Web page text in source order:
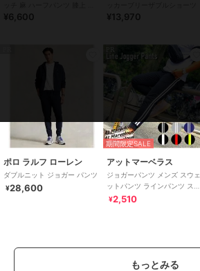
しい ショーツ ハーパン 短パン
¥6,600 ¥13,970
ポロ ラルフ ローレン
ダブルニット ジョガー パンツ
¥28,600
期間限定SALE
アットマーベラス
ジョガーパンツ メンズ スウェ
ットパンツ ラインパンツ スト
リート 6色 大きいサイズ 春夏
¥2,510
もっとみる